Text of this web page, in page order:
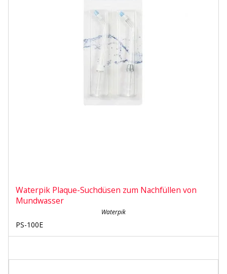
Waterpik Plaque-Suchdüsen zum Nachfüllen von
Mundwasser
Waterpik
PS-100E